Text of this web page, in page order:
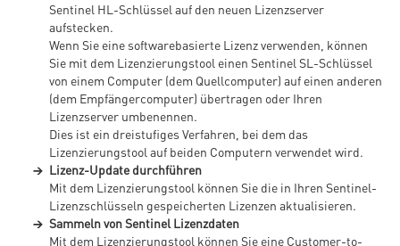
Sentinel HL-Schlüssel auf den neuen Lizenzserver
aufstecken.
Wenn Sie eine softwarebasierte Lizenz verwenden, können
Sie mit dem Lizenzierungstool einen Sentinel SL-Schlüssel
von einem Computer (dem Quellcomputer) auf einen anderen
(dem Empfängercomputer) übertragen oder Ihren
Lizenzserver umbenennen.
Dies ist ein dreistufiges Verfahren, bei dem das
Lizenzierungstool auf beiden Computern verwendet wird.
Lizenz-Update durchführen
Mit dem Lizenzierungstool können Sie die in Ihren Sentinel-
Lizenzschlüsseln gespeicherten Lizenzen aktualisieren.
Sammeln von Sentinel Lizenzdaten
Mit dem Lizenzierungstool können Sie eine Customer-to-